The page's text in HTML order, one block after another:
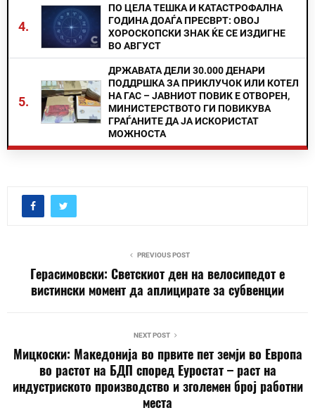
4.
ПО ЦЕЛА ТЕШКА И КАТАСТРОФАЛНА
ГОДИНА ДОАЃА ПРЕСВРТ: ОВОЈ
ХОРОСКОПСКИ ЗНАК ЌЕ СЕ ИЗДИГНЕ
ВО АВГУСТ
5.
ДРЖАВАТА ДЕЛИ 30.000 ДЕНАРИ
ПОДДРШКА ЗА ПРИКЛУЧОК ИЛИ КОТЕЛ
НА ГАС – ЈАВНИОТ ПОВИК Е ОТВОРЕН,
МИНИСТЕРСТВОТО ГИ ПОВИКУВА
ГРАЃАНИТЕ ДА ЈА ИСКОРИСТАТ
МОЖНОСТА
PREVIOUS POST
Герасимовски: Светскиот ден на велосипедот е
вистински момент да аплицирате за субвенции
NEXT POST
Мицкоски: Македонија во првите пет земји во Европа
во растот на БДП според Еуростат – раст на
индустриското производство и зголемен број работни
места